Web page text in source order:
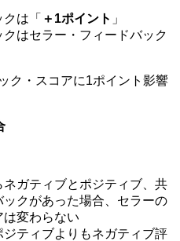
は「 ＋1ポイント 」
はセラー・フィードバック
ク・スコアに1ポイント影響
ガティブとポジティブ、共
クがあった場合、セラーの
変わらない
ティブよりもネガティブ評